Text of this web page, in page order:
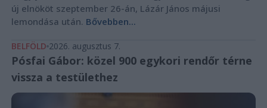
új elnököt szeptember 26-án, Lázár János májusi
lemondása után. Bővebben...
BELFÖLD 2026. augusztus 7.
Pósfai Gábor: közel 900 egykori rendőr térne
vissza a testülethez